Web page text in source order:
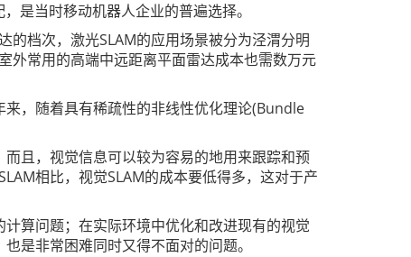
是当时移动机器人企业的普遍选择。
档次，激光SLAM的应用场景被分为泾渭分明
外常用的高端中远距离平面雷达成本也需数万元
，随着具有稀疏性的非线性优化理论(Bundle
且，视觉信息可以较为容易的地用来跟踪和预
相比，视觉SLAM的成本要低得多，这对于产
算问题；在实际环境中优化和改进现有的视觉
是非常困难同时又得不面对的问题。